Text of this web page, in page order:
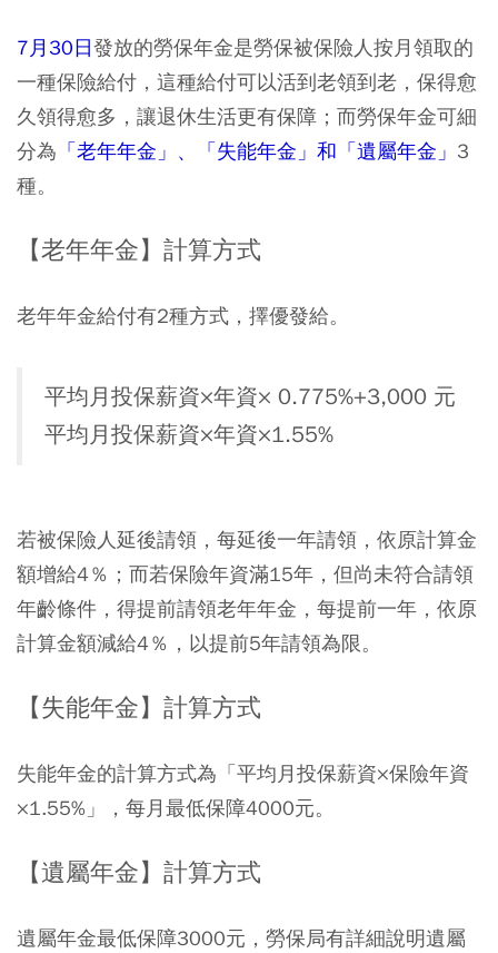
7月30日發放的勞保年金是勞保被保險人按月領取的
一種保險給付，這種給付可以活到老領到老，保得愈
久領得愈多，讓退休生活更有保障；而勞保年金可細
分為 「老年年金」、「失能年金」和「遺屬年金」 3
種。
【老年年金】計算方式
老年年金給付有2種方式，擇優發給。
平均月投保薪資×年資× 0.775%+3,000 元
平均月投保薪資×年資×1.55%
若被保險人延後請領，每延後一年請領，依原計算金
額增給4％；而若保險年資滿15年，但尚未符合請領
年齡條件，得提前請領老年年金，每提前一年，依原
計算金額減給4％，以提前5年請領為限。
【失能年金】計算方式
失能年金的計算方式為「平均月投保薪資×保險年資
×1.55%」，每月最低保障4000元。
【遺屬年金】計算方式
遺屬年金最低保障3000元，勞保局有詳細說明遺屬